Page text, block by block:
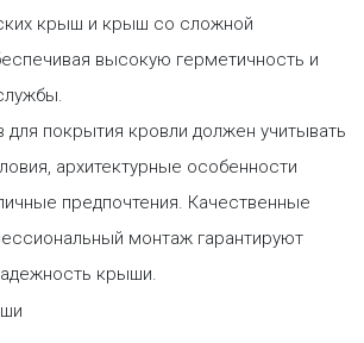
крыш и крыш со сложной
высокую герметичность и
покрытия кровли должен учитывать
архитектурные особенности
предпочтения. Качественные
монтаж гарантируют
крыши.